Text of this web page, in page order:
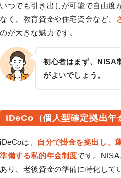
いつでも引き出しが可能で自由度
なく、教育資金や住宅資金など、
のが大きな魅力です。
初心者はまず、NISA
がよいでしょう。
iDeCo（個人型確定拠出年
iDeCoは、
自分で掛金を拠出し、
準備する私的年金制度です。
あり、老後資金の準備に特化して